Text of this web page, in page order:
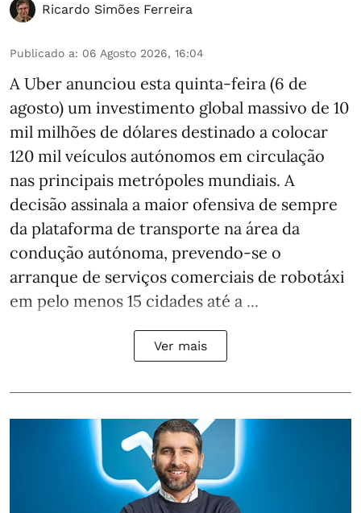
Ricardo Simões Ferreira
Publicado a: 06 Agosto 2026, 16:04
A Uber anunciou esta quinta-feira (6 de
agosto) um investimento global massivo de 10
mil milhões de dólares destinado a colocar
120 mil veículos autónomos em circulação
nas principais metrópoles mundiais. A
decisão assinala a maior ofensiva de sempre
da plataforma de transporte na área da
condução autónoma, prevendo-se o
arranque de serviços comerciais de robotáxi
em pelo menos 15 cidades até a ...
Ver mais